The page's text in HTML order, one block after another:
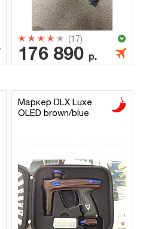
(17)
176 890 р.
Маркер DLX Luxe
OLED brown/blue